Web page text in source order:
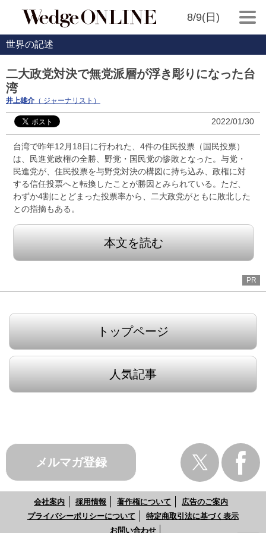
8/9(日)
世界の記述
二大政党対決で無党派層が浮き彫りになった台
湾
井上雄介 （ ジャーナリスト）
2022/01/30
台湾で昨年12月18日に行われた、4件の住民投票（国民投票）
は、民進党政権の全勝、野党・国民党の惨敗となった。与党・
民進党が、住民投票を与野党対決の構図に持ち込み、政権に対
する信任投票へと転換したことが勝因とみられている。ただ、
わずか4割にとどまった投票率から、二大政党がともに敗北した
との指摘もある。
本文を読む
PR
トップページ
人気記事
メルマガ登録
会社案内 採用情報 著作権について
広告のご案内
プライバシーポリシーについて
特定商取引法に基づく表示
お問い合わせ